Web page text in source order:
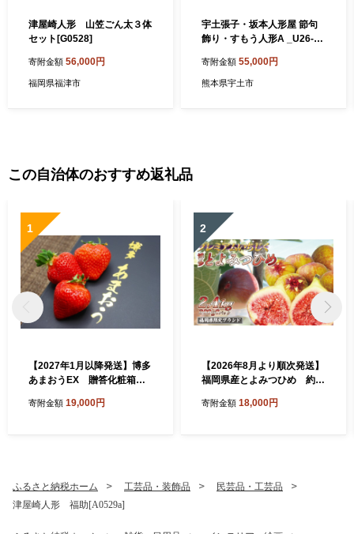
津屋崎人形 山笠ごん太３体
セット[G0528]
寄附金額 56,000円
福岡県福津市
宇土張子・坂本人形屋 節句
飾り・すもう人形A _U26-00
寄附金額 55,000円
熊本県宇土市
この自治体のおすすめ返礼品
1
【2027年1月以降発送】博多
あまおうEX 贈答化粧箱入2
寄附金額 19,000円
2
【2026年8月より順次発送】
福岡県産とよみつひめ 約3
寄附金額 18,000円
ふるさと納税ホーム 工芸品・装飾品
民芸品・工芸品
津屋崎人形 福助[A0529a]